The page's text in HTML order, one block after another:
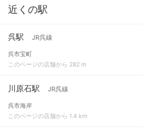
近くの駅
呉駅 JR呉線
呉市宝町
このページの店舗から 282 m
川原石駅 JR呉線
呉市海岸
このページの店舗から 1.4 km